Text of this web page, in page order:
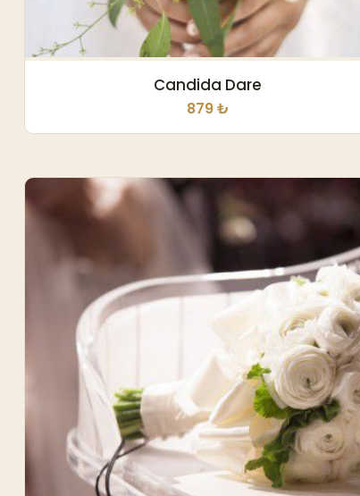
Candida Dare
879 ₺